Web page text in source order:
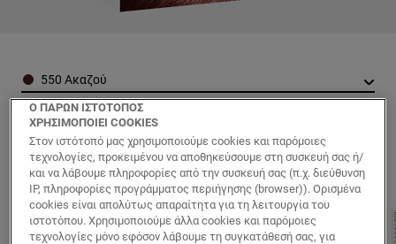
Color550 Ακαζού
Ο ΠΑΡΩΝ ΙΣΤΟΤΟΠΟΣ
ΧΡΗΣΙΜΟΠΟΙΕΙ COOKIES
Στον ιστότοπό μας χρησιμοποιούμε cookies και παρόμοιες
τεχνολογίες, προκειμένου να αποθηκεύσουμε στη συσκευή σας ή/
και να λάβουμε πληροφορίες από την συσκευή σας (π.χ. διεύθυνση
IP, πληροφορίες προγράμματος περιήγησης (browser)). Ορισμένα
cookies είναι απολύτως απαραίτητα για τη λειτουργία του
ιστοτόπου. Χρησιμοποιούμε άλλα cookies και παρόμοιες
τεχνολογίες μόνο εφόσον λάβουμε τη συγκατάθεσή σας, για